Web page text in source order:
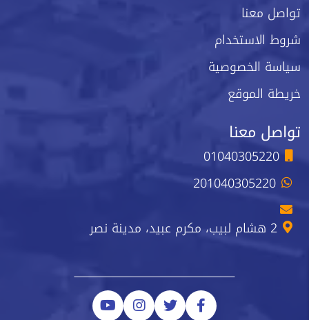
تواصل معنا
شروط الاستخدام
سياسة الخصوصية
خريطة الموقع
تواصل معنا
01040305220
201040305220
2 هشام لبيب، مكرم عبيد، مدينة نصر